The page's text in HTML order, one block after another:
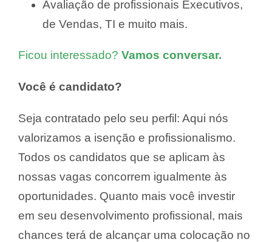
Avaliação de profissionais Executivos,
de Vendas, TI e muito mais.
Ficou interessado? Vamos conversar.
Você é candidato?
Seja contratado pelo seu perfil: Aqui nós
valorizamos a isenção e profissionalismo.
Todos os candidatos que se aplicam às
nossas vagas concorrem igualmente às
oportunidades. Quanto mais você investir
em seu desenvolvimento profissional, mais
chances terá de alcançar uma colocação no